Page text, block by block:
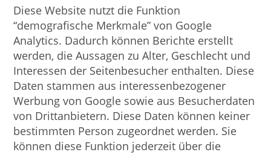
Diese Website nutzt die Funktion
“demografische Merkmale” von Google
Analytics. Dadurch können Berichte erstellt
werden, die Aussagen zu Alter, Geschlecht und
Interessen der Seitenbesucher enthalten. Diese
Daten stammen aus interessenbezogener
Werbung von Google sowie aus Besucherdaten
von Drittanbietern. Diese Daten können keiner
bestimmten Person zugeordnet werden. Sie
können diese Funktion jederzeit über die